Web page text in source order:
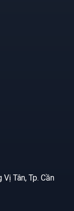
Tân, Tp. Cần